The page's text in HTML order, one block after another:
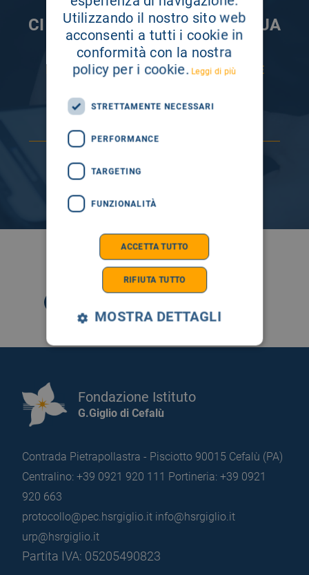
CI PRENDIAMO CURA DELLA TUA
INFORMAZIONE
ISCRIVITI AI NOSTRI CANALI PER RESTARE
SEGUICI SU
Fondazione Istituto
G.Giglio di Cefalù
Contrada Pietrapollastra - Pisciotto 90015 Cefalù (PA)
Centralino: +39 0921 920 111 Portineria: +39 0921
920 663
protocollo@pec.hsrgiglio.it info@hsrgiglio.it
urp@hsrgiglio.it
Partita IVA: 05205490823
Utilizzando il nostro sito web
acconsenti a tutti i cookie in
conformità con la nostra
policy per i cookie. Leggi di più
STRETTAMENTE NECESSARI
PERFORMANCE
TARGETING
FUNZIONALITÀ
ACCETTA TUTTO
RIFIUTA TUTTO
MOSTRA DETTAGLI